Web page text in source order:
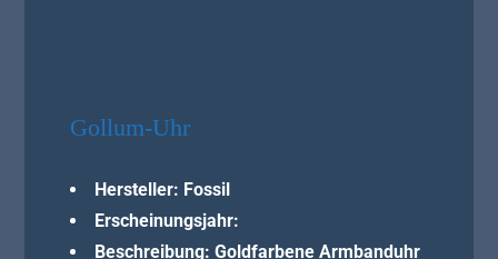
Gollum-Uhr
Hersteller: Fossil
Erscheinungsjahr:
Beschreibung: Goldfarbene Armbanduhr